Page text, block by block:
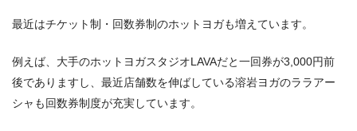
最近はチケット制・回数券制のホットヨガも増えています。
例えば、大手のホットヨガスタジオLAVAだと一回券が3,000円前
後でありますし、最近店舗数を伸ばしている溶岩ヨガのララアー
シャも回数券制度が充実しています。